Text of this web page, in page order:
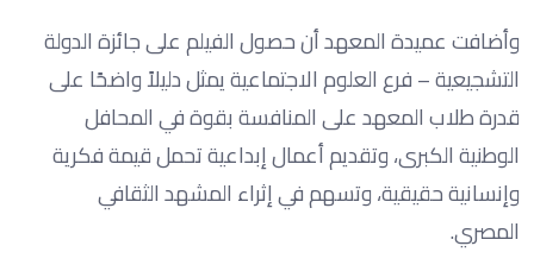
وأضافت عميدة المعهد أن حصول الفيلم على جائزة الدولة
التشجيعية – فرع العلوم الاجتماعية يمثل دليلاً واضحًا على
قدرة طلاب المعهد على المنافسة بقوة في المحافل
الوطنية الكبرى، وتقديم أعمال إبداعية تحمل قيمة فكرية
وإنسانية حقيقية، وتسهم في إثراء المشهد الثقافي
المصري.